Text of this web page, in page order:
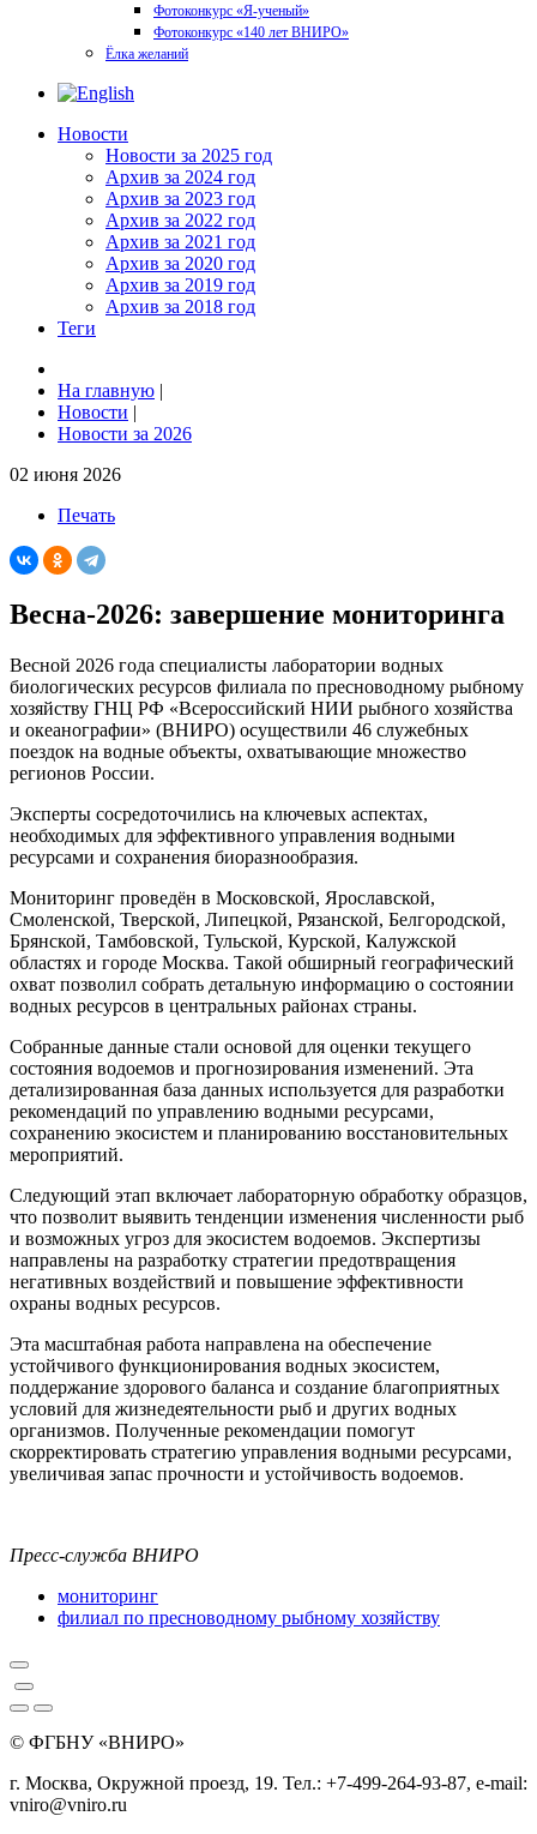
Фотоконкурс «Я-ученый»
Фотоконкурс «140 лет ВНИРО»
Ёлка желаний
Новости
Новости за 2025 год
Архив за 2024 год
Архив за 2023 год
Архив за 2022 год
Архив за 2021 год
Архив за 2020 год
Архив за 2019 год
Архив за 2018 год
Теги
На главную |
Новости |
Новости за 2026
02 июня 2026
Печать
Весна-2026: завершение мониторинга
Весной 2026 года специалисты лаборатории водных
биологических ресурсов филиала по пресноводному рыбному
хозяйству ГНЦ РФ «Всероссийский НИИ рыбного хозяйства
и океанографии» (ВНИРО) осуществили 46 служебных
поездок на водные объекты, охватывающие множество
регионов России.
Эксперты сосредоточились на ключевых аспектах,
необходимых для эффективного управления водными
ресурсами и сохранения биоразнообразия.
Мониторинг проведён в Московской, Ярославской,
Смоленской, Тверской, Липецкой, Рязанской, Белгородской,
Брянской, Тамбовской, Тульской, Курской, Калужской
областях и городе Москва. Такой обширный географический
охват позволил собрать детальную информацию о состоянии
водных ресурсов в центральных районах страны.
Собранные данные стали основой для оценки текущего
состояния водоемов и прогнозирования изменений. Эта
детализированная база данных используется для разработки
рекомендаций по управлению водными ресурсами,
сохранению экосистем и планированию восстановительных
мероприятий.
Следующий этап включает лабораторную обработку образцов,
что позволит выявить тенденции изменения численности рыб
и возможных угроз для экосистем водоемов. Экспертизы
направлены на разработку стратегии предотвращения
негативных воздействий и повышение эффективности
охраны водных ресурсов.
Эта масштабная работа направлена на обеспечение
устойчивого функционирования водных экосистем,
поддержание здорового баланса и создание благоприятных
условий для жизнедеятельности рыб и других водных
организмов. Полученные рекомендации помогут
скорректировать стратегию управления водными ресурсами,
увеличивая запас прочности и устойчивость водоемов.
Пресс-служба ВНИРО
мониторинг
филиал по пресноводному рыбному хозяйству
© ФГБНУ «ВНИРО»
г. Москва, Окружной проезд, 19. Тел.: +7-499-264-93-87, e-mail:
vniro@vniro.ru